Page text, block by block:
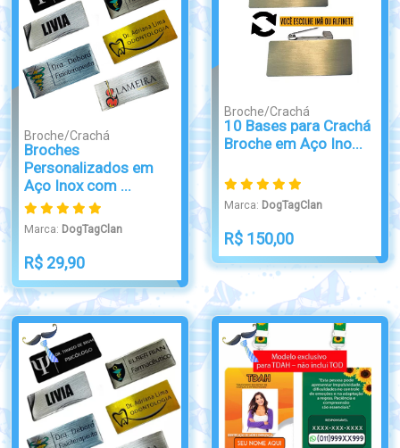
Broche/Crachá
Broches
Personalizados em
Aço Inox com ...
Marca: DogTagClan
R$ 29,90
Broche/Crachá
10 Bases para Crachá
Broche em Aço Ino...
Marca: DogTagClan
R$ 150,00